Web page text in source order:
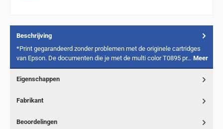
Beschrijving
*Print gegarandeerd zonder problemen met de originele cartridges
van Epson. De documenten die je met de multi color T0895 pr… Meer
Eigenschappen
Fabrikant
Beoordelingen